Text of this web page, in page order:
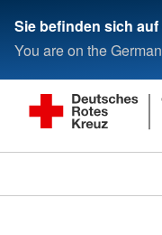
Sie befinden sich
You are on the